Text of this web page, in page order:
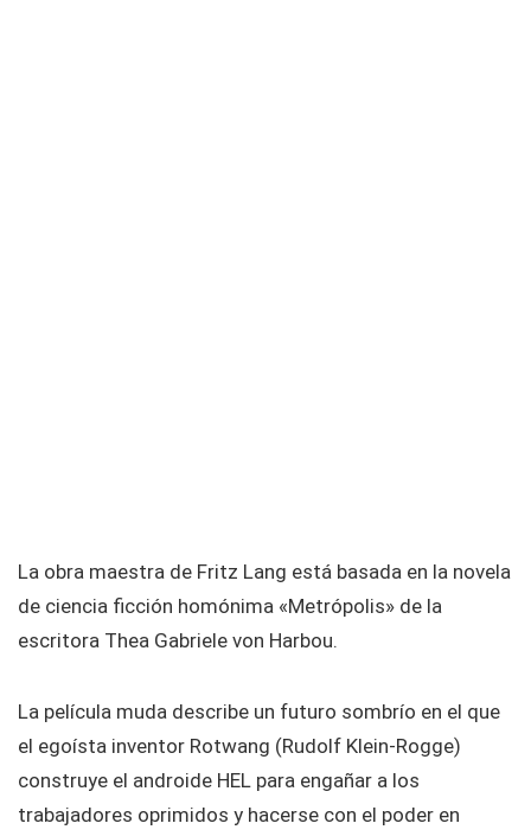
La obra maestra de Fritz Lang está basada en la novela
de ciencia ficción homónima «Metrópolis» de la
escritora Thea Gabriele von Harbou.
La película muda describe un futuro sombrío en el que
el egoísta inventor Rotwang (Rudolf Klein-Rogge)
construye el androide HEL para engañar a los
trabajadores oprimidos y hacerse con el poder en